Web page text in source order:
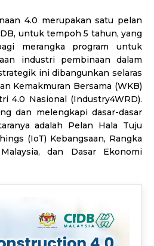
4.0 merupakan satu pelan
untuk tempoh 5 tahun, yang
merangka program untuk
industri pembinaan dalam
ini dibangunkan selaras
Kemakmuran Bersama (WKB)
4.0 Nasional (Industry4WRD).
dan melengkapi dasar-dasar
adalah Pelan Hala Tuju
(IoT) Kebangsaan, Rangka
dan Dasar Ekonomi